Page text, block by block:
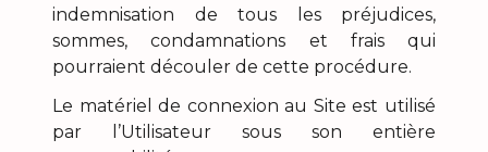
indemnisation de tous les préjudices,
sommes, condamnations et frais qui
pourraient découler de cette procédure.
Le matériel de connexion au Site est utilisé
par l’Utilisateur sous son entière